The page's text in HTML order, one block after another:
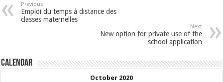
Previous
Emploi du temps à distance des
classes maternelles
Next
New option for private use of the
school application
Calendar
October 2020